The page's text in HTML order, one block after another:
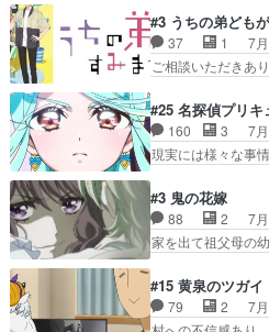
外あまり見どこ
ちゃおもしろい
のは勿論だけど脚
なったからユリ
的な１話、２話
ングにかける真
２名！ワンピー
母親を失い、ア
ントは、冒頭で
設定を公開！辻さ
#3 うちの弟ども
37 1
7
ご相談いただき
家事を頑張り過
んと源くん、類
てもう普通に物
来の夢が微笑ま
活するようにな
い」の破壊力よ…
わり方がどう変化
#25 名探偵プリキ
160 3
7
現実には様々な
レール編の始ま
ラ」と言えば同
クレールはやっ
は誰だ編、遂に
の何もない日常※
い。キュアエク
#3 鬼の花嫁
88 2
7
家を出て祖父母
コミどころが多
くスカッっとし
人の心があって
#15 黄泉のツガイ
79 2
7